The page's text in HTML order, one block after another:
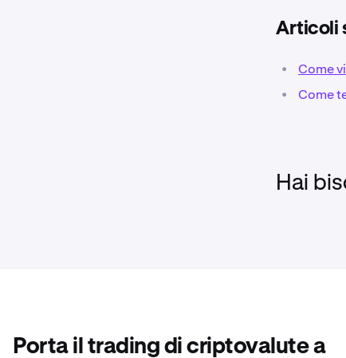
destra.
Articoli
• Come
• Come
Hai
Porta il trading di criptovalute a